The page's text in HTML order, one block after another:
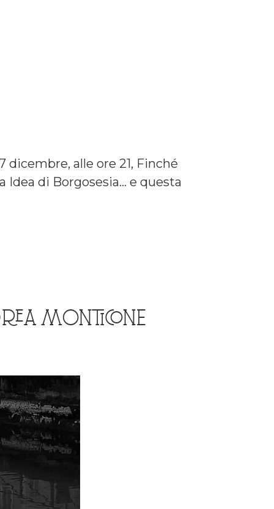
alle ore 21, Finché
di Borgosesia… e questa
MONTICONE